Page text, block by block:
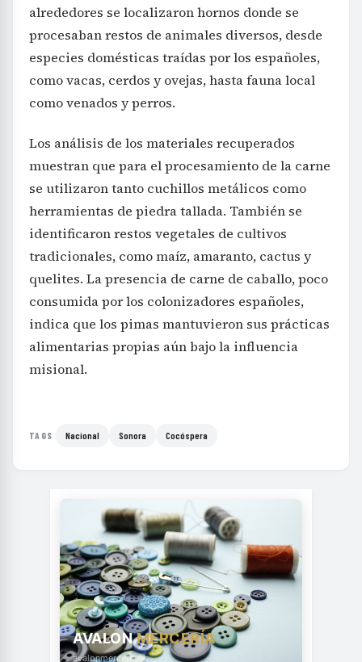
alrededores se localizaron hornos donde se
procesaban restos de animales diversos, desde
especies domésticas traídas por los españoles,
como vacas, cerdos y ovejas, hasta fauna local
como venados y perros.
Los análisis de los materiales recuperados
muestran que para el procesamiento de la carne
se utilizaron tanto cuchillos metálicos como
herramientas de piedra tallada. También se
identificaron restos vegetales de cultivos
tradicionales, como maíz, amaranto, cactus y
quelites. La presencia de carne de caballo, poco
consumida por los colonizadores españoles,
indica que los pimas mantuvieron sus prácticas
alimentarias propias aún bajo la influencia
misional.
TAGS Nacional Sonora Cocóspera
AVALONMERCERÍA
avalonmerceria.es